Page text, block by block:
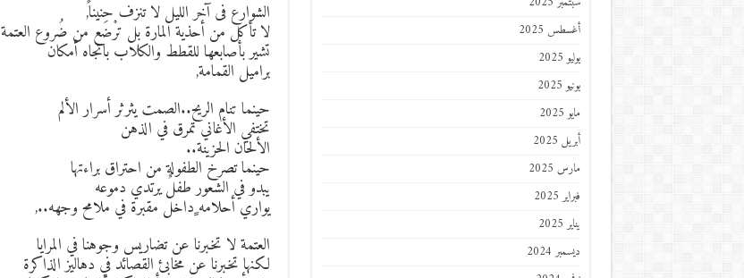
الشوارع فى آخر الليل لا تنزف حنيناً,
لا تأكل من أحذية المارة بل ترْضَع من ضُروع العتمة
تشير بأصابعها للقطط والكلاب باتجاه أمكان
براميل القمامة,
حينما تنام الريح..الصمت يثرثر أسرار الألم
تختفي الأغاني تمرق في الذهن
الألحان الحزينة..
حينما تصرخ الطفولة من احتراق براءتها
يبدو في الشعور طفلٌ يرتدي دموعه
يواري أحلامه ٍداخل مقبرة في ملامح وجهه..,
العتمة لا تخبرنا عن تضاريس وجوهنا في المرايا
لكنها تخبرنا عن مخابئ القصائد في دهاليز الذاكرة
أغسطس 2025
يوليو 2025
يونيو 2025
مايو 2025
أبريل 2025
مارس 2025
فبراير 2025
يناير 2025
ديسمبر 2024